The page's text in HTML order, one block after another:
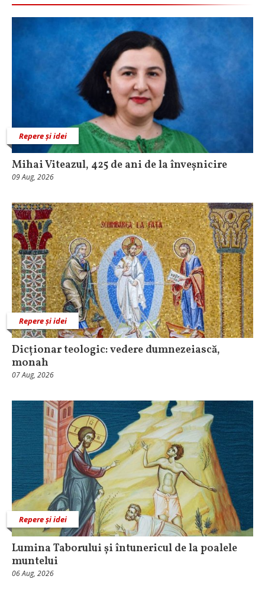
Repere și idei
Mihai Viteazul, 425 de ani de la înveșnicire
09 Aug, 2026
Repere și idei
Dicționar teologic: vedere dumnezeiască,
monah
07 Aug, 2026
Repere și idei
Lumina Taborului și întunericul de la poalele
muntelui
06 Aug, 2026